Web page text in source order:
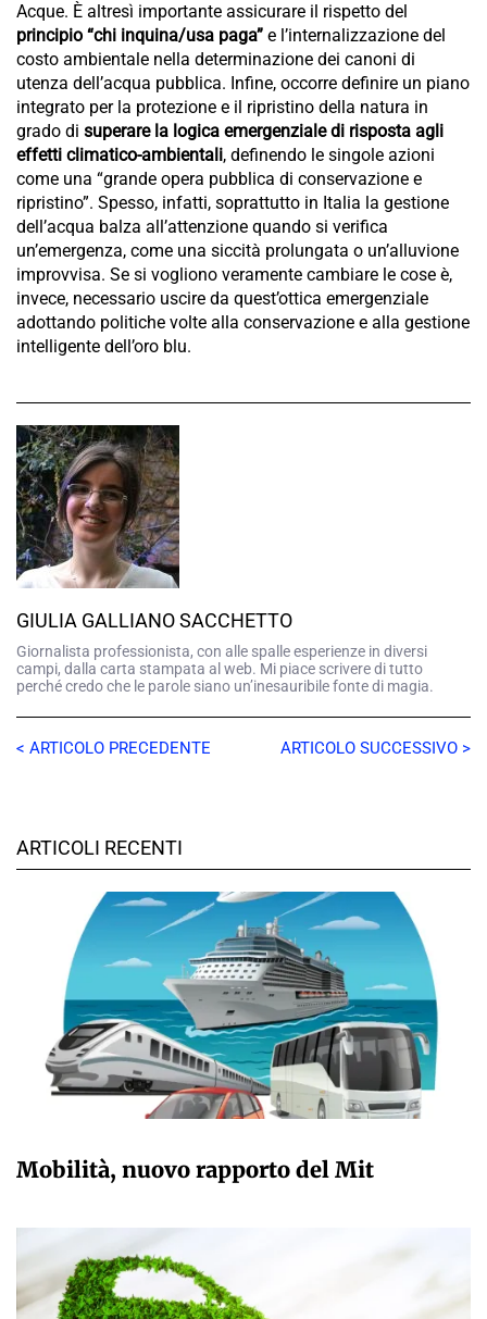
Acque. È altresì importante assicurare il rispetto del
principio “chi inquina/usa paga” e l’internalizzazione del
costo ambientale nella determinazione dei canoni di
utenza dell’acqua pubblica. Infine, occorre definire un piano
integrato per la protezione e il ripristino della natura in
grado di superare la logica emergenziale di risposta agli
effetti climatico-ambientali, definendo le singole azioni
come una “grande opera pubblica di conservazione e
ripristino”. Spesso, infatti, soprattutto in Italia la gestione
dell’acqua balza all’attenzione quando si verifica
un’emergenza, come una siccità prolungata o un’alluvione
improvvisa. Se si vogliono veramente cambiare le cose è,
invece, necessario uscire da quest’ottica emergenziale
adottando politiche volte alla conservazione e alla gestione
intelligente dell’oro blu.
GIULIA GALLIANO SACCHETTO
Giornalista professionista, con alle spalle esperienze in diversi
campi, dalla carta stampata al web. Mi piace scrivere di tutto
perché credo che le parole siano un’inesauribile fonte di magia.
< ARTICOLO PRECEDENTE ARTICOLO SUCCESSIVO >
ARTICOLI RECENTI
Mobilità, nuovo rapporto del Mit